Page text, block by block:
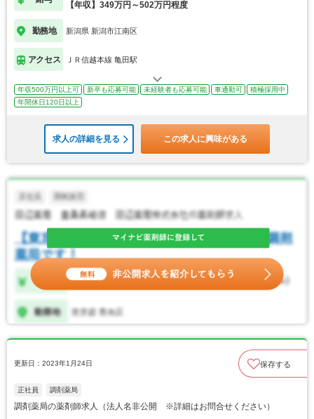
【年収】349万円～502万円程度
勤務地 新潟県 新潟市江南区
アクセス ＪＲ信越本線 亀田駅
年収500万円以上可 新卒も応募可能 未経験者も応募可能 車通勤可
積極採用中
年間休日120日以上
求人の詳細を見る この求人に興味がある
更新日：2023年1月24日 保存する
正社員 調剤薬局
調剤薬局の薬剤師求人（法人名非公開 ※詳細はお問合せください）